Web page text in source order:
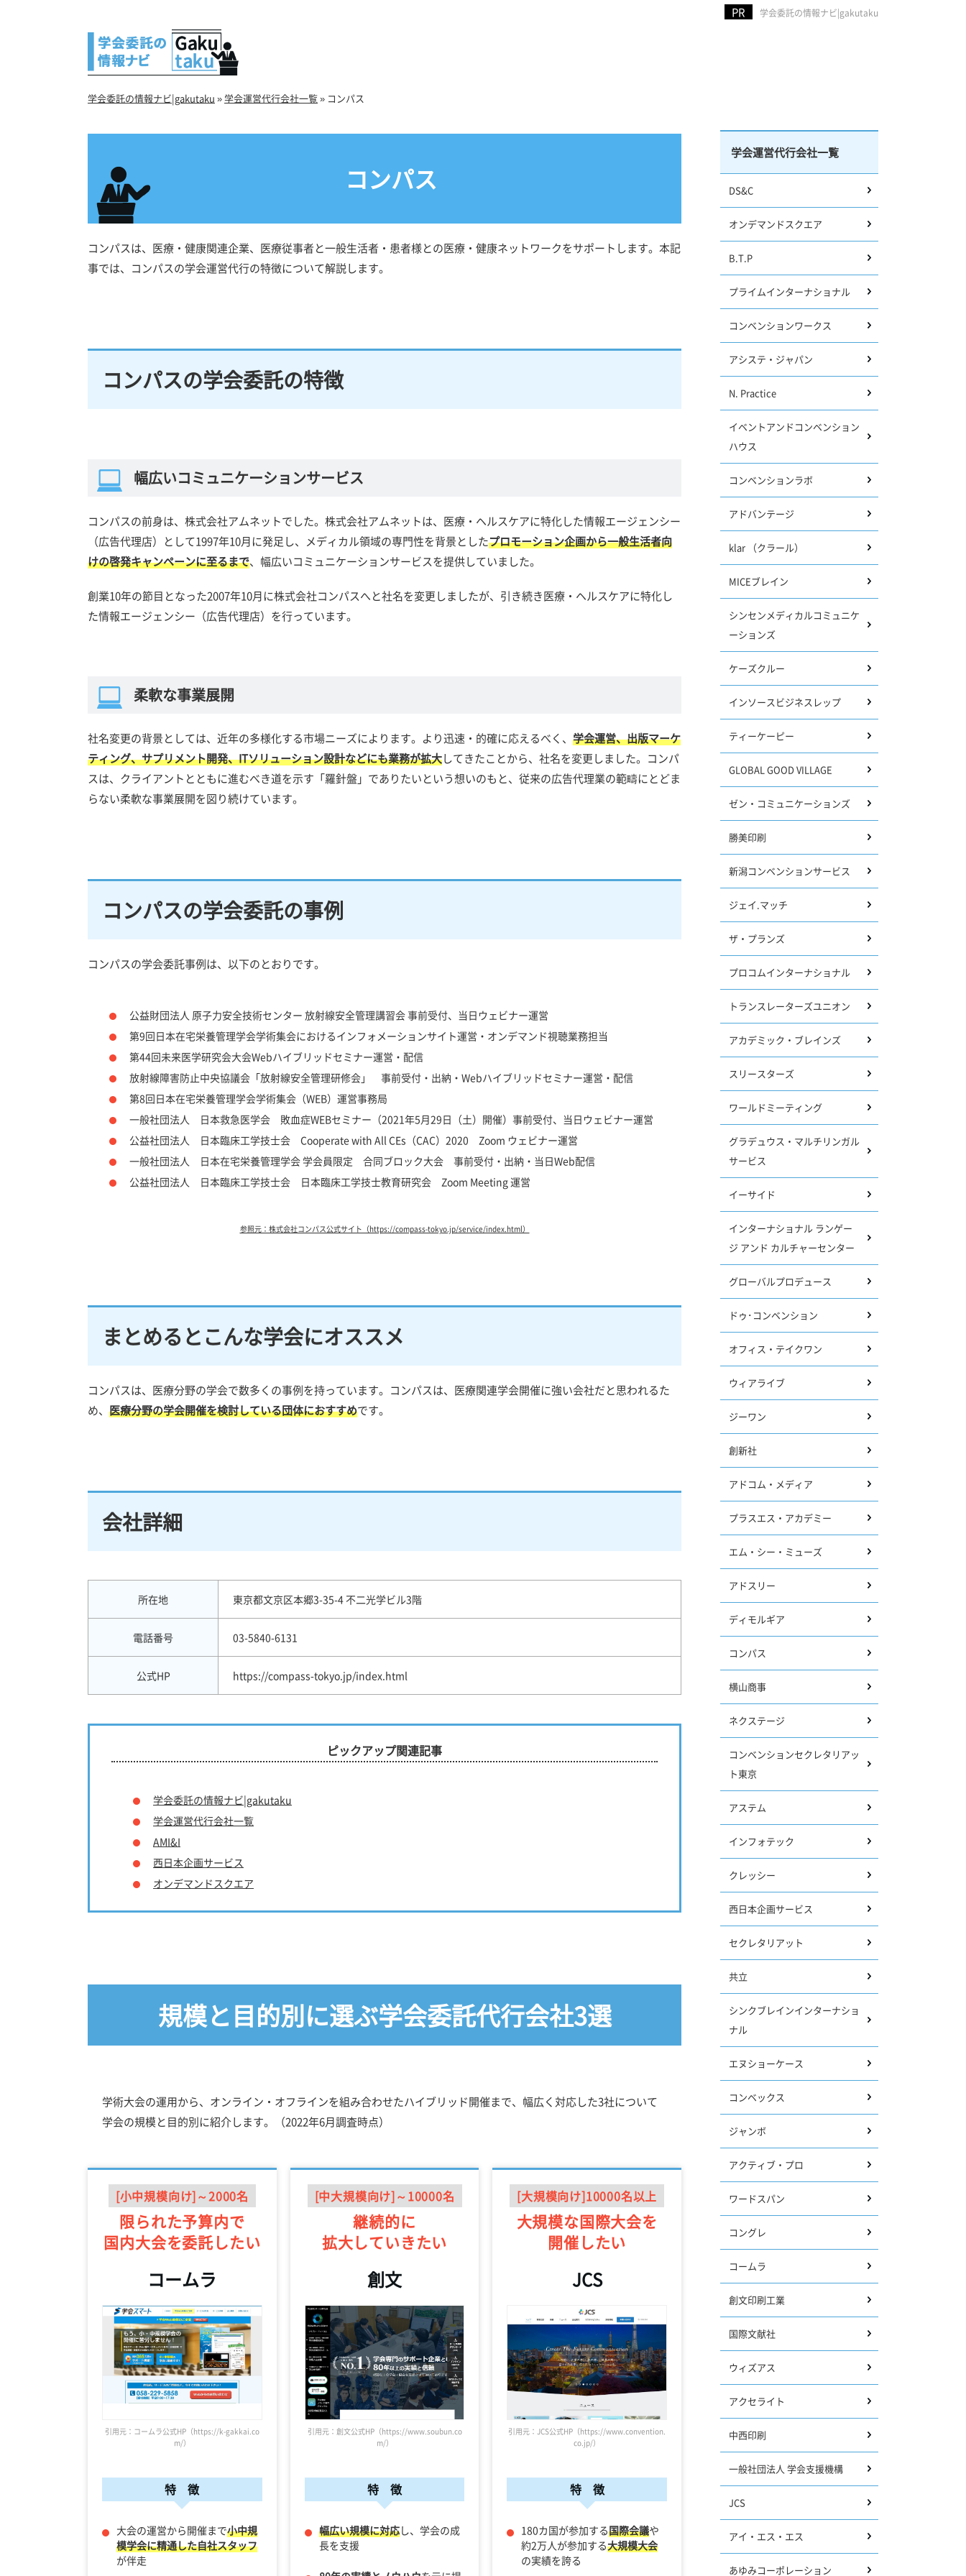
学会委託の情報ナビ|gakutaku
学会委託の情報ナビ|gakutaku »学会運営代行会社一覧» コンパス
コンパス
コンパスは、医療・健康関連企業、医療従事者と一般生活者・患者様との医療・健康ネットワークをサポートします。本記
事では、コンパスの学会運営代行の特徴について解説します。
コンパスの学会委託の特徴
幅広いコミュニケーションサービス
コンパスの前身は、株式会社アムネットでした。株式会社アムネットは、医療・ヘルスケアに特化した情報エージェンシー
（広告代理店）として1997年10月に発足し、メディカル領域の専門性を背景としたプロモーション企画から一般生活者向
けの啓発キャンペーンに至るまで、幅広いコミュニケーションサービスを提供していました。
創業10年の節目となった2007年10月に株式会社コンパスへと社名を変更しましたが、引き続き医療・ヘルスケアに特化し
た情報エージェンシー（広告代理店）を行っています。
柔軟な事業展開
社名変更の背景としては、近年の多様化する市場ニーズによります。より迅速・的確に応えるべく、 学会運営、出版マーケ
ティング、サプリメント開発、ITソリューション設計などにも業務が拡大してきたことから、社名を変更しました。コンパ
スは、クライアントとともに進むべき道を示す「羅針盤」でありたいという想いのもと、従来の広告代理業の範疇にとどま
らない柔軟な事業展開を図り続けています。
コンパスの学会委託の事例
コンパスの学会委託事例は、以下のとおりです。
公益財団法人 原子力安全技術センター 放射線安全管理講習会 事前受付、当日ウェビナー運営
第9回日本在宅栄養管理学会学術集会におけるインフォメーションサイト運営・オンデマンド視聴業務担当
第44回未来医学研究会大会Webハイブリッドセミナー運営・配信
放射線障害防止中央協議会「放射線安全管理研修会」 事前受付・出納・Webハイブリッドセミナー運営・配信
第8回日本在宅栄養管理学会学術集会（WEB）運営事務局
一般社団法人 日本救急医学会 敗血症WEBセミナー（2021年5月29日（土）開催）事前受付、当日ウェビナー運営
公益社団法人 日本臨床工学技士会 Cooperate with All CEs（CAC）2020 Zoom ウェビナー運営
一般社団法人 日本在宅栄養管理学会 学会員限定 合同ブロック大会 事前受付・出納・当日Web配信
公益社団法人 日本臨床工学技士会 日本臨床工学技士教育研究会 Zoom Meeting 運営
参照元：株式会社コンパス公式サイト（https://compass-tokyo.jp/service/index.html）
まとめるとこんな学会にオススメ
コンパスは、医療分野の学会で数多くの事例を持っています。コンパスは、医療関連学会開催に強い会社だと思われるた
め、 医療分野の学会開催を検討している団体におすすめです。
会社詳細
所在地 東京都文京区本郷3-35-4 不二光学ビル3階
電話番号 03-5840-6131
公式HP https://compass-tokyo.jp/index.html
ピックアップ関連記事
学会委託の情報ナビ|gakutaku
学会運営代行会社一覧
AMI&I
西日本企画サービス
オンデマンドスクエア
規模と目的別に選ぶ学会委託代行会社3選
学術大会の運用から、オンライン・オフラインを組み合わせたハイブリッド開催まで、幅広く対応した3社について
学会の規模と目的別に紹介します。（2022年6月調査時点）
[小中規模向け]～2000名
限られた予算内で
国内大会を委託したい
コームラ
引用元：コームラ公式HP（https://k-gakkai.co
m/）
特 徴
大会の運営から開催まで小中規
模学会に精通した自社スタッフ
が伴走
[中大規模向け]～10000名
継続的に
拡大していきたい
創文
引用元：創文公式HP（https://www.soubun.co
m/）
特 徴
幅広い規模に対応し、学会の成
長を支援
[大規模向け]10000名以上
大規模な国際大会を
開催したい
JCS
引用元：JCS公式HP（https://www.convention.
co.jp/）
特 徴
180カ国が参加する国際会議や
約2万人が参加する大規模大会
の実績を誇る
学会運営代行会社一覧
DS&C
オンデマンドスクエア
B.T.P
プライムインターナショナル
コンベンションワークス
アシステ・ジャパン
N. Practice
イベントアンドコンベンション
ハウス
コンベンションラボ
アドバンテージ
klar （クラール）
MICEブレイン
シンセンメディカルコミュニケ
ーションズ
ケーズクルー
インソースビジネスレップ
ティーケーピー
GLOBAL GOOD VILLAGE
ゼン・コミュニケーションズ
勝美印刷
新潟コンベンションサービス
ジェイ.マッチ
ザ・プランズ
プロコムインターナショナル
トランスレーターズユニオン
アカデミック・ブレインズ
スリースターズ
ワールドミーティング
グラデュウス・マルチリンガル
サービス
イーサイド
インターナショナル ランゲー
ジ アンド カルチャーセンター
グローバルプロデュース
ドゥ･コンベンション
オフィス・テイクワン
ウィアライブ
ジーワン
創新社
アドコム・メディア
プラスエス・アカデミー
エム・シー・ミューズ
アドスリー
ディモルギア
コンパス
横山商事
ネクステージ
コンベンションセクレタリアッ
ト東京
アステム
インフォテック
クレッシー
西日本企画サービス
セクレタリアット
共立
シンクブレインインターナショ
ナル
エヌショーケース
コンベックス
ジャンボ
アクティブ・プロ
ワードスパン
コングレ
コームラ
創文印刷工業
国際文献社
ウィズアス
アクセライト
中西印刷
一般社団法人 学会支援機構
JCS
アイ・エス・エス
あゆみコーポレーション